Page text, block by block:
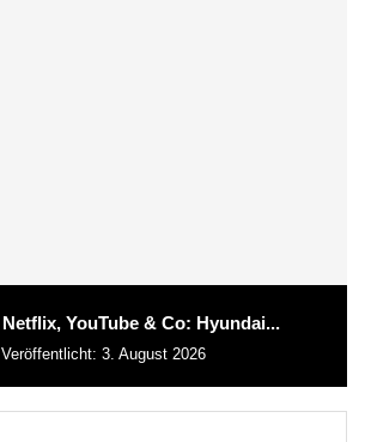
YouTube & Co: Hyundai...
Veröffentlicht: 3. August 2026